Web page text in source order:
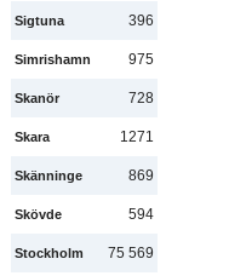
Sigtuna 396
Simrishamn 975
Skanör 728
Skara 1271
Skänninge 869
Skövde 594
Stockholm 75 569